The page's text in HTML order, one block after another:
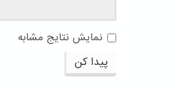
نمایش نتایج مشابه
پیدا کن